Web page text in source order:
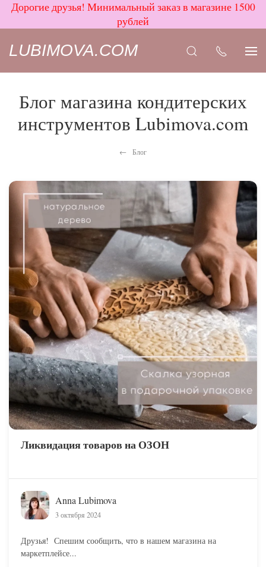
Дорогие друзья! Минимальный заказ в магазине 1500
рублей
LUBIMOVA.COM
Блог магазина кондитерских
инструментов Lubimova.com
Блог
Ликвидация товаров на ОЗОН
Anna Lubimova
3 октября 2024
Друзья! Спешим сообщить, что в нашем магазина на
маркетплейсе...